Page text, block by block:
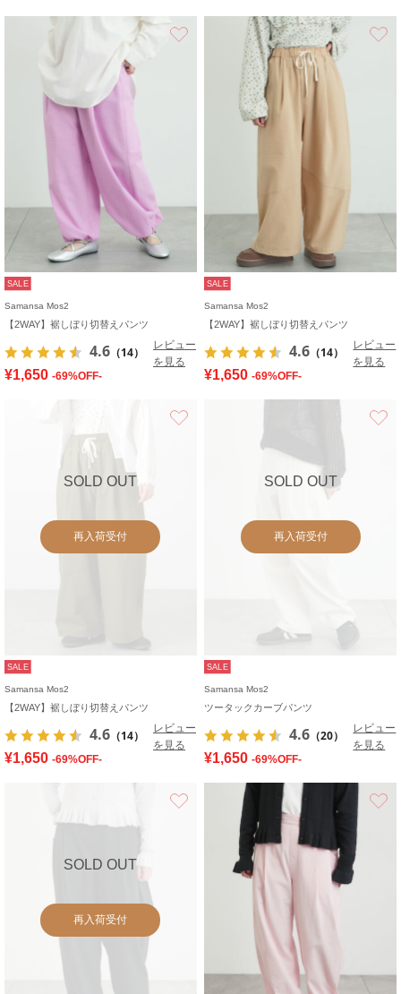
お気に入り
SALE
Samansa Mos2
【2WAY】裾しぼり切替えパンツ
4.6 （14）
レビュー
を見る
¥1,650 -69%OFF-
SALE
Samansa Mos2
【2WAY】裾しぼり切替えパンツ
4.6 （14）
レビュー
を見る
¥1,650 -69%OFF-
SOLD OUT
再入荷受付
SALE
Samansa Mos2
【2WAY】裾しぼり切替えパンツ
4.6 （14）
レビュー
を見る
¥1,650 -69%OFF-
SOLD OUT
再入荷受付
SALE
Samansa Mos2
ツータックカーブパンツ
4.6 （20）
レビュー
を見る
¥1,650 -69%OFF-
SOLD OUT
再入荷受付
お気に入り